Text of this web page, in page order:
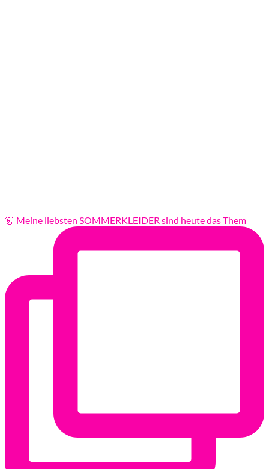
👗 Meine liebsten SOMMERKLEIDER sind heute das Them